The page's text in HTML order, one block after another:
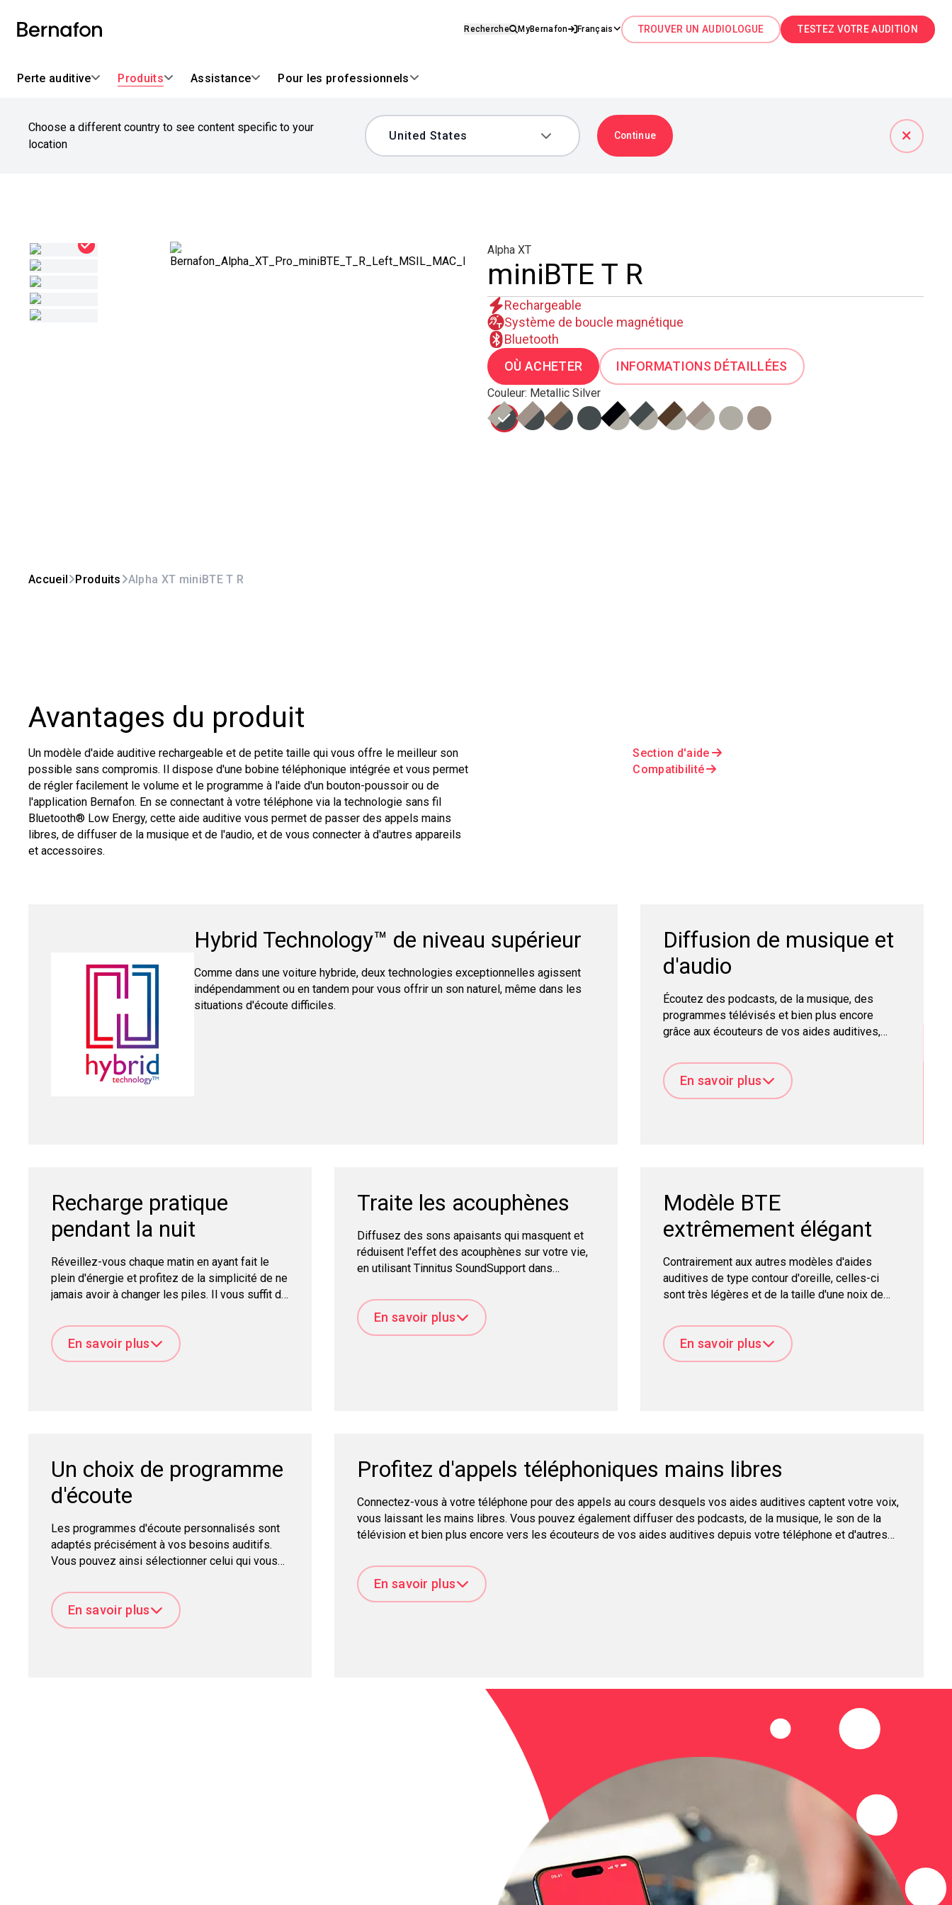
Recherche MyBernafon Français TROUVER UN AUDIOLOGUE TESTEZ VOTRE AUDITION
Perte auditive Produits Assistance Pour les professionnels
Choose a different country to see content specific to your
location
Continue
Alpha XT
miniBTE T R
Rechargeable
Système de boucle magnétique
Bluetooth
OÙ ACHETER
INFORMATIONS DÉTAILLÉES
Couleur: Metallic Silver
Accueil Produits Alpha XT miniBTE T R
Avantages du produit
Un modèle d'aide auditive rechargeable et de petite taille qui vous offre le meilleur son
possible sans compromis. Il dispose d'une bobine téléphonique intégrée et vous permet
de régler facilement le volume et le programme à l'aide d'un bouton-poussoir ou de
l'application Bernafon. En se connectant à votre téléphone via la technologie sans fil
Bluetooth® Low Energy, cette aide auditive vous permet de passer des appels mains
libres, de diffuser de la musique et de l'audio, et de vous connecter à d'autres appareils
et accessoires.
Section d'aide
Compatibilité
Hybrid Technology™ de niveau supérieur
Comme dans une voiture hybride, deux technologies exceptionnelles agissent
indépendamment ou en tandem pour vous offrir un son naturel, même dans les
situations d'écoute difficiles.
Diffusion de musique et
d'audio
Écoutez des podcasts, de la musique, des
programmes télévisés et bien plus encore
grâce aux écouteurs de vos aides auditives,
et à d'autres appareils via la technologie sans
fil Bluetooth® Low Energy.
En savoir plus
Recharge pratique
pendant la nuit
Réveillez-vous chaque matin en ayant fait le
plein d'énergie et profitez de la simplicité de ne
jamais avoir à changer les piles. Il vous suffit de
lorsque vous les enlevez au moment de vous
coucher.
En savoir plus
Traite les acouphènes
Diffusez des sons apaisants qui masquent et
réduisent l'effet des acouphènes sur votre vie,
en utilisant Tinnitus SoundSupport dans
En savoir plus
Modèle BTE
extrêmement élégant
Contrairement aux autres modèles d'aides
auditives de type contour d'oreille, celles-ci
sont très légères et de la taille d'une noix de
pouce) et 1,2 cm de large (0,39 pouce).
En savoir plus
Un choix de programme
d'écoute
Les programmes d'écoute personnalisés sont
adaptés précisément à vos besoins auditifs.
Vous pouvez ainsi sélectionner celui qui vous
trouviez dans la nature, dans un café bondé ou à
un concert de musique.
En savoir plus
Profitez d'appels téléphoniques mains libres
Connectez-vous à votre téléphone pour des appels au cours desquels vos aides auditives captent votre voix,
vous laissant les mains libres. Vous pouvez également diffuser des podcasts, de la musique, le son de la
télévision et bien plus encore vers les écouteurs de vos aides auditives depuis votre téléphone et d'autres
En savoir plus